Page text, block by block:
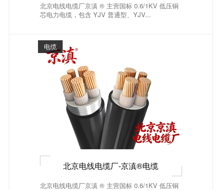
北京电线电缆厂京滇 ® 主营国标 0.6/1KV 低压铜
芯电力电缆，包含 YJV 普通型、YJV...
电缆
北京电线电缆厂-京滇®电缆
北京电线电缆厂京滇 ® 主营国标 0.6/1KV 低压铜